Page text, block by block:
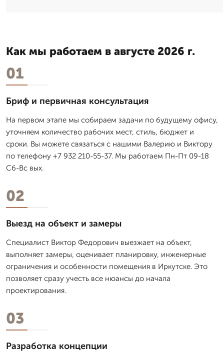
Как мы работаем в августе 2026 г.
01
Бриф и первичная консультация
На первом этапе мы собираем задачи по будущему офису,
уточняем количество рабочих мест, стиль, бюджет и
сроки. Вы можете связаться с нашими Валерию и Виктору
по телефону +7 932 210-55-37. Мы работаем Пн-Пт 09-18
Сб-Вс вых.
02
Выезд на объект и замеры
Специалист Виктор Федорович выезжает на объект,
выполняет замеры, оценивает планировку, инженерные
ограничения и особенности помещения в Иркутске. Это
позволяет сразу учесть все нюансы до начала
проектирования.
03
Разработка концепции